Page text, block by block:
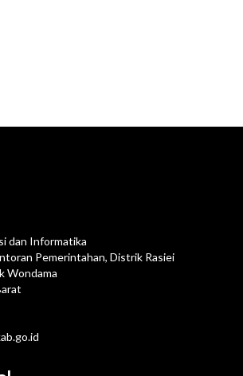
dan Informatika
Pemerintahan, Distrik Rasiei
Wondama